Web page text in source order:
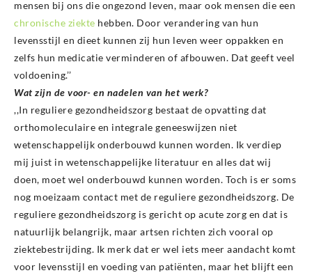
mensen bij ons die ongezond leven, maar ook mensen die een
chronische ziekte hebben. Door verandering van hun
levensstijl en dieet kunnen zij hun leven weer oppakken en
zelfs hun medicatie verminderen of afbouwen. Dat geeft veel
voldoening.’’
Wat zijn de voor- en nadelen van het werk?
,,In reguliere gezondheidszorg bestaat de opvatting dat
orthomoleculaire en integrale geneeswijzen niet
wetenschappelijk onderbouwd kunnen worden. Ik verdiep
mij juist in wetenschappelijke literatuur en alles dat wij
doen, moet wel onderbouwd kunnen worden. Toch is er soms
nog moeizaam contact met de reguliere gezondheidszorg. De
reguliere gezondheidszorg is gericht op acute zorg en dat is
natuurlijk belangrijk, maar artsen richten zich vooral op
ziektebestrijding. Ik merk dat er wel iets meer aandacht komt
voor levensstijl en voeding van patiënten, maar het blijft een